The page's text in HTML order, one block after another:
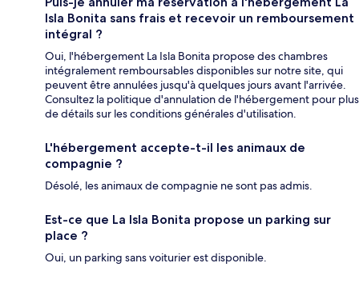
Isla Bonita sans frais et recevoir un remboursement
intégral ?
Oui, l'hébergement La Isla Bonita propose des chambres
intégralement remboursables disponibles sur notre site, qui
peuvent être annulées jusqu'à quelques jours avant l'arrivée.
Consultez la politique d'annulation de l'hébergement pour plus
de détails sur les conditions générales d'utilisation.
L'hébergement accepte-t-il les animaux de
compagnie ?
Désolé, les animaux de compagnie ne sont pas admis.
Est-ce que La Isla Bonita propose un parking sur
place ?
Oui, un parking sans voiturier est disponible.